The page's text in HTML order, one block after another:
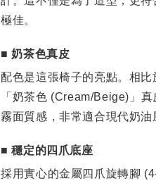
極佳。
■ 奶茶色真皮
配色是這張椅子的亮點。相
「奶茶色 (Cream/Beige)」
霧面質感，非常適合現代奶油
■ 穩定的四爪底座
採用實心的金屬四爪旋轉腳